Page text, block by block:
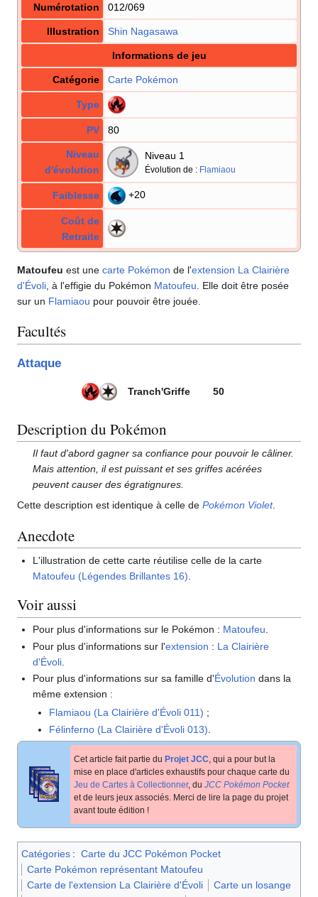
Numérotation 012/069
Illustration Shin Nagasawa
Informations de jeu
Catégorie Carte Pokémon
Type
PV 80
Niveau
d'évolution
Niveau 1
Évolution de : Flamiaou
Faiblesse +20
Coût de
Retraite
Matoufeu est une carte Pokémon de l'extension La Clairière
d'Évoli , à l'effigie du Pokémon Matoufeu . Elle doit être posée
sur un Flamiaou pour pouvoir être jouée.
Facultés
Attaque
Tranch'Griffe 50
Description du Pokémon
Il faut d'abord gagner sa confiance pour pouvoir le câliner.
Mais attention, il est puissant et ses griffes acérées
peuvent causer des égratignures.
Cette description est identique à celle de Pokémon Violet.
Anecdote
L'illustration de cette carte réutilise celle de la carte
Matoufeu (Légendes Brillantes 16)
Voir aussi
Pour plus d'informations sur le Pokémon : Matoufeu.
Pour plus d'informations sur l'extension : La Clairière
d'Évoli
Pour plus d'informations sur sa famille d'Évolution dans la
même extension :
Flamiaou (La Clairière d'Évoli 011) ;
Félinferno (La Clairière d'Évoli 013)
Cet article fait partie du Projet JCC , qui a pour but la
mise en place d'articles exhaustifs pour chaque carte du
Jeu de Cartes à Collectionner, du JCC Pokémon Pocket
et de leurs jeux associés. Merci de lire la page du projet
avant toute édition !
Catégories : Carte du JCC Pokémon Pocket
Carte Pokémon représentant Matoufeu
Carte de l'extension La Clairière d'Évoli
Carte un losange